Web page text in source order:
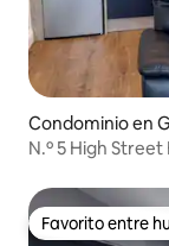
Condominio en
N.º 5 High Street
Favorito entre
Favorito entre